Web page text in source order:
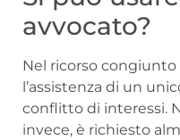
avvocato?
Nel ricorso
l’assistenza di un
conflitto di interessi.
invece, è richiesto